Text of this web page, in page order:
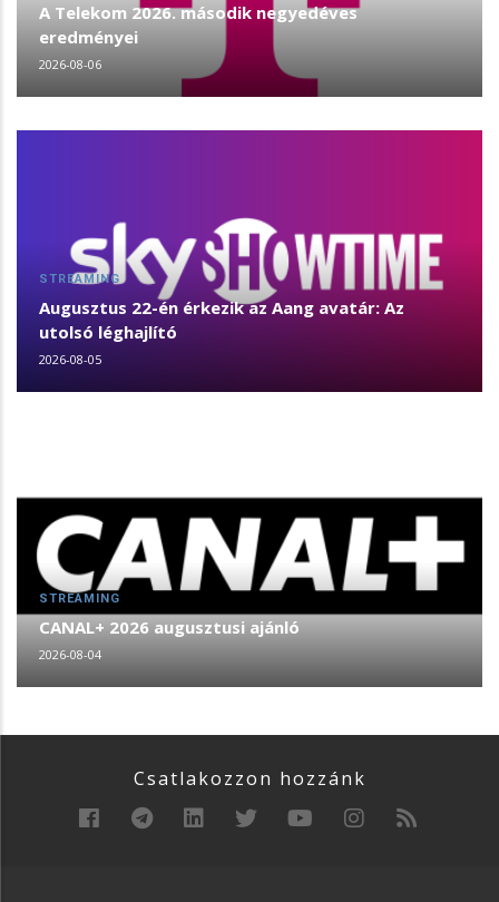
A Telekom 2026. második negyedéves
eredményei
2026-08-06
STREAMING
Augusztus 22-én érkezik az Aang avatár: Az
utolsó léghajlító
2026-08-05
STREAMING
CANAL+ 2026 augusztusi ajánló
2026-08-04
Csatlakozzon hozzánk